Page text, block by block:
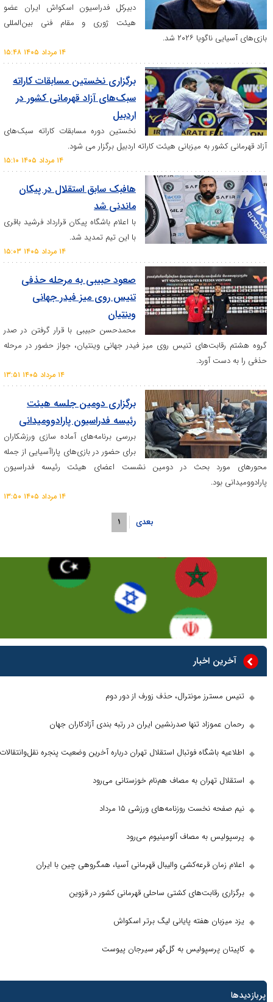
دبیرکل فدراسیون اسکواش ایران عضو
هیئت ژوری و مقام فنی بین‌المللی
۲۰۲۶ شد.
برگزاری نخستین مسابقات کاراته
سبک‌های آزاد قهرمانی کشور در
اردبیل
نخستین دوره مسابقات کاراته سبک‌های
به میزبانی هیئت کاراته اردبیل برگزار می شود.
هافبک سابق استقلال در پیکان
ماندنی شد
با اعلام باشگاه پیکان قرارداد فرشید باقری
با این تیم تمدید شد.
صعود حبیبی به مرحله حذفی
تنیس روی میز فیدر جهانی
وینتیان
محمدحسن حبیبی با قرار گرفتن در صدر
تنیس روی میز فیدر جهانی وینتیان، جواز حضور در مرحله
آورد.
برگزاری دومین جلسه هیئت
رئیسه فدراسیون پارادوومیدانی
بررسی برنامه‌های آماده سازی ورزشکاران
برای حضور در بازی‌های پاراآسیایی از جمله
بحث در دومین نشست اعضای هیئت رئیسه فدراسیون
اخبار
مونترال، حذف زورف از دور دوم
تنها صدرنشین ایران در رتبه بندی آزادکاران جهان
فوتبال استقلال تهران درباره آخرین وضعیت پنجره نقل‌وانتقالات
تهران به مصاف هم‌نام خوزستانی می‌رود
روزنامه‌های ورزشی ۱۵ مرداد
به مصاف آلومینیوم می‌رود
قرعه‌کشی والیبال قهرمانی آسیا، همگروهی چین با ایران
رقابت‌های کشتی ساحلی قهرمانی کشور در قزوین
هفته پایانی لیگ برتر اسکواش
پرسپولیس به گل‌گهر سیرجان پیوست